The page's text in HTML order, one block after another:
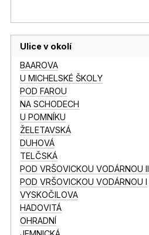
Ulice v okolí
BAAROVA
U MICHELSKÉ ŠKOLY
POD FAROU
NA SCHODECH
U POMNÍKU
ŽELETAVSKÁ
DUHOVÁ
TELČSKÁ
POD VRŠOVICKOU VODÁRNOU II
POD VRŠOVICKOU VODÁRNOU I
VYSKOČILOVA
HADOVITÁ
OHRADNÍ